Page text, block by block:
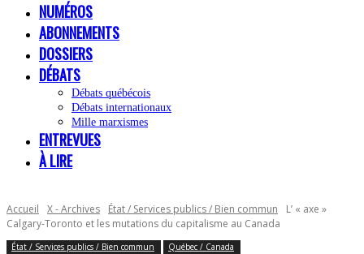
NUMÉROS
ABONNEMENTS
DOSSIERS
DÉBATS
Débats québécois
Débats internationaux
Mille marxismes
ENTREVUES
À LIRE
Accueil X - Archives État / Services publics / Bien commun
L’ « axe »
Calgary-Toronto et les mutations du capitalisme au Canada
État / Services publics / Bien commun Québec / Canada